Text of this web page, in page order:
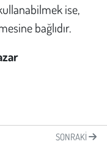
ise,
bağlıdır.
SONRAKI